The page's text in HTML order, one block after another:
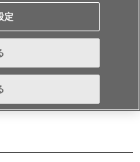
お問い合わせ
定